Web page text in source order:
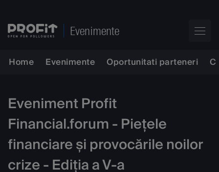
Evenimente
Home Evenimente Oportunitati parteneri
Eveniment Profit
Financial.forum - Piețele
financiare și provocările noilor
crize - Ediția a V-a